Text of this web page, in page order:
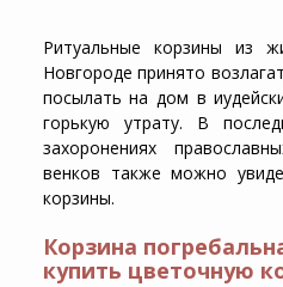
Ритуальные корзины из
Новгороде принято
посылать на дом в
горькую утрату. В
захоронениях
венков также можно
корзины.
Корзина
купить цветочную